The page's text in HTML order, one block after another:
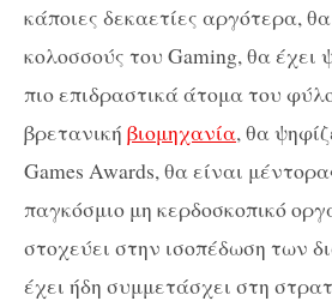
κάποιες δεκαετίες αργότερα,
κολοσσούς του Gaming, θα έχει
πιο επιδραστικά άτομα του
βρετανική βιομηχανία, θα
Games Awards, θα είναι
παγκόσμιο μη κερδοσκοπικό
στοχεύει στην ισοπέδωση των
έχει ήδη συμμετάσχει στη